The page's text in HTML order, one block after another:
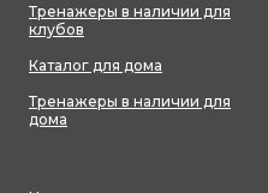
Тренажеры в наличии для
клубов
Каталог для дома
Тренажеры в наличии для
дома